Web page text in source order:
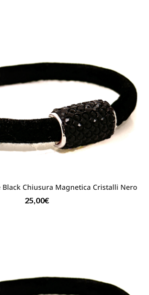
Black Chiusura Magnetica Cristalli Nero
25,00€